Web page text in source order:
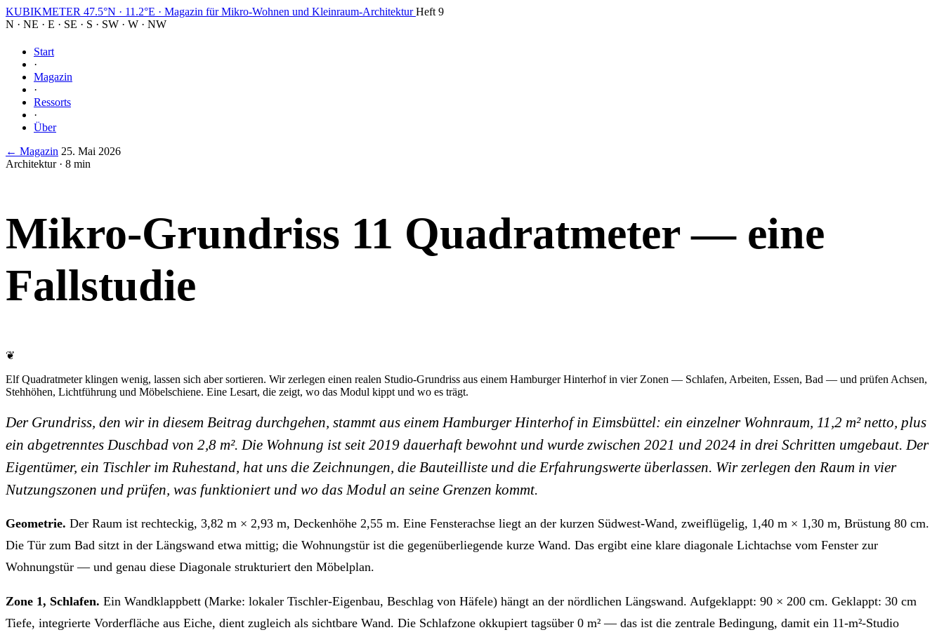
KUBIKMETER 47.5°N · 11.2°E · Magazin für Mikro-Wohnen und Kleinraum-Architektur Heft 9
N · NE · E · SE · S · SW · W · NW
Start
·
Magazin
·
Ressorts
·
Über
← Magazin 25. Mai 2026
Architektur · 8 min
Mikro-Grundriss 11 Quadratmeter — eine
Fallstudie
❦
Elf Quadratmeter klingen wenig, lassen sich aber sortieren. Wir zerlegen einen realen Studio-Grundriss aus einem Hamburger Hinterhof in vier Zonen — Schlafen, Arbeiten, Essen, Bad — und prüfen Achsen,
Stehhöhen, Lichtführung und Möbelschiene. Eine Lesart, die zeigt, wo das Modul kippt und wo es trägt.
Der Grundriss, den wir in diesem Beitrag durchgehen, stammt aus einem Hamburger Hinterhof in Eimsbüttel: ein einzelner Wohnraum, 11,2 m² netto, plus
ein abgetrenntes Duschbad von 2,8 m². Die Wohnung ist seit 2019 dauerhaft bewohnt und wurde zwischen 2021 und 2024 in drei Schritten umgebaut. Der
Eigentümer, ein Tischler im Ruhestand, hat uns die Zeichnungen, die Bauteilliste und die Erfahrungswerte überlassen. Wir zerlegen den Raum in vier
Nutzungszonen und prüfen, was funktioniert und wo das Modul an seine Grenzen kommt.
Geometrie. Der Raum ist rechteckig, 3,82 m × 2,93 m, Deckenhöhe 2,55 m. Eine Fensterachse liegt an der kurzen Südwest-Wand, zweiflügelig, 1,40 m × 1,30 m, Brüstung 80 cm.
Die Tür zum Bad sitzt in der Längswand etwa mittig; die Wohnungstür ist die gegenüberliegende kurze Wand. Das ergibt eine klare diagonale Lichtachse vom Fenster zur
Wohnungstür — und genau diese Diagonale strukturiert den Möbelplan.
Zone 1, Schlafen. Ein Wandklappbett (Marke: lokaler Tischler-Eigenbau, Beschlag von Häfele) hängt an der nördlichen Längswand. Aufgeklappt: 90 × 200 cm. Geklappt: 30 cm
Tiefe, integrierte Vorderfläche aus Eiche, dient zugleich als sichtbare Wand. Die Schlafzone okkupiert tagsüber 0 m² — das ist die zentrale Bedingung, damit ein 11-m²-Studio